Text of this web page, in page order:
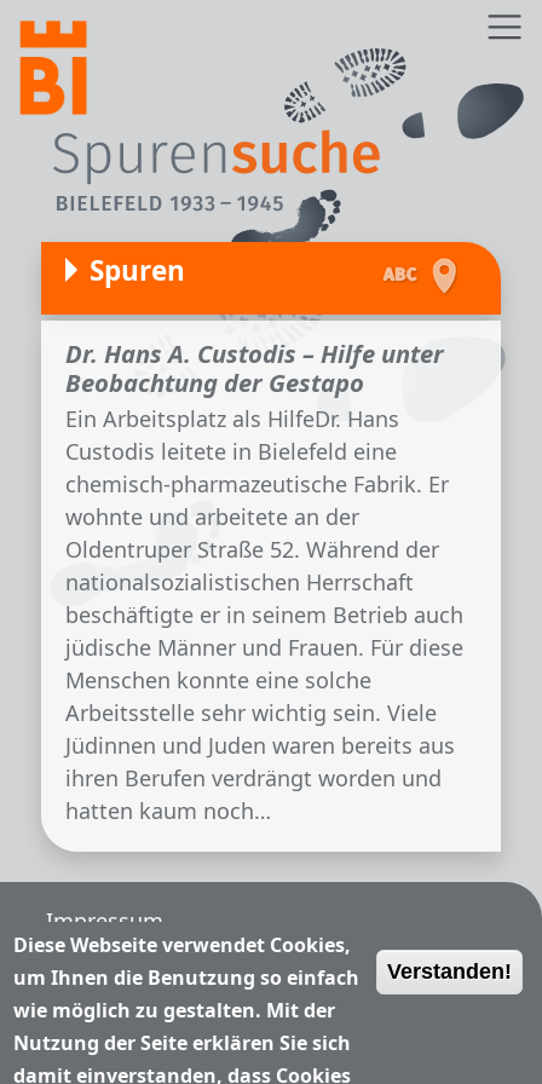
Direkt zum Inhalt
Spuren
Dr. Hans A. Custodis – Hilfe unter
Beobachtung der Gestapo
Ein Arbeitsplatz als HilfeDr. Hans
Custodis leitete in Bielefeld eine
chemisch-pharmazeutische Fabrik. Er
wohnte und arbeitete an der
Oldentruper Straße 52. Während der
nationalsozialistischen Herrschaft
beschäftigte er in seinem Betrieb auch
jüdische Männer und Frauen. Für diese
Menschen konnte eine solche
Arbeitsstelle sehr wichtig sein. Viele
Jüdinnen und Juden waren bereits aus
ihren Berufen verdrängt worden und
hatten kaum noch…
Fußzeile
Impressum
Nutzungsbedingungen
Datenschutzerklärung
Diese Webseite verwendet Cookies,
um Ihnen die Benutzung so einfach
wie möglich zu gestalten. Mit der
Nutzung der Seite erklären Sie sich
damit einverstanden, dass Cookies
Verstanden!